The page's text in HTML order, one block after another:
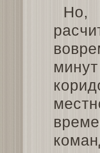
Но,